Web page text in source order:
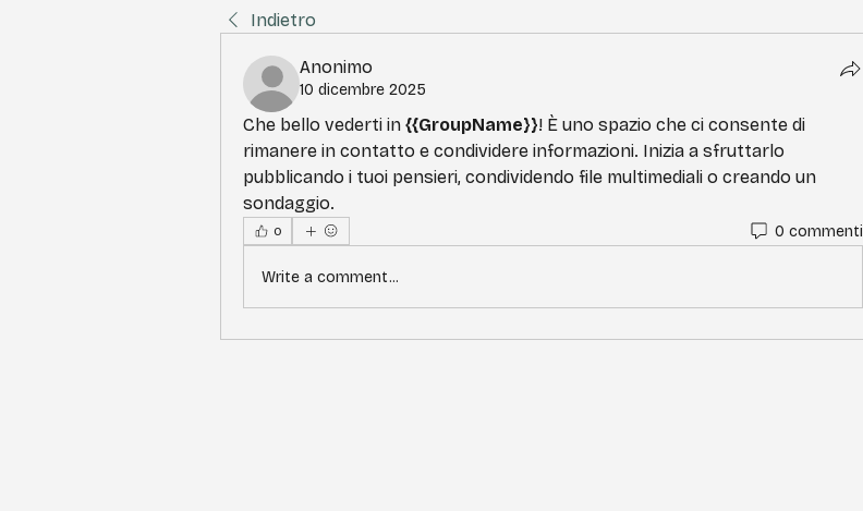
Indietro
Anonimo
10 dicembre 2025
Che bello vederti in {{GroupName}}! È uno spazio che ci consente di
rimanere in contatto e condividere informazioni. Inizia a sfruttarlo
pubblicando i tuoi pensieri, condividendo file multimediali o creando un
sondaggio.
0 0 commenti
Write a comment...